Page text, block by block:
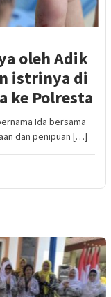
oleh Adik
istrinya di
ke Polresta
Ida bersama
dan penipuan […]